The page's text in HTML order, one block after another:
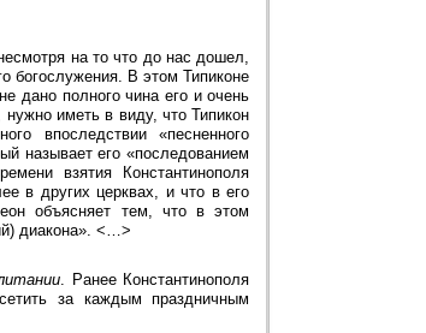
на то что до нас дошел,
богослужения. В этом Типиконе
дано полного чина его и очень
иметь в виду, что Типикон
впоследствии «песненного
называет его «последованием
взятия Константинополя
в других церквах, и что в его
объясняет тем, что в этом
диакона». <…>
. Ранее Константинополя
за каждым праздничным